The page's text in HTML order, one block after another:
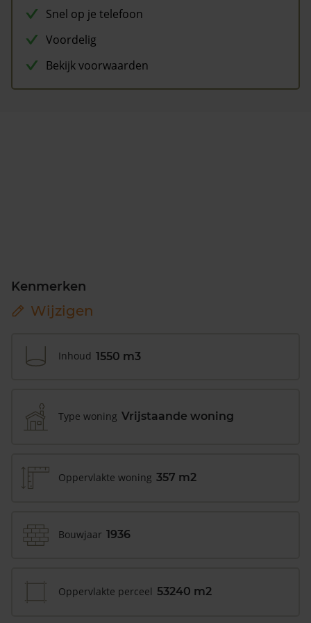
Snel op je telefoon
Voordelig
Bekijk voorwaarden
Kenmerken
Wijzigen
Inhoud 1550 m3
Type woning Vrijstaande woning
Oppervlakte woning 357 m2
Bouwjaar 1936
Oppervlakte perceel 53240 m2